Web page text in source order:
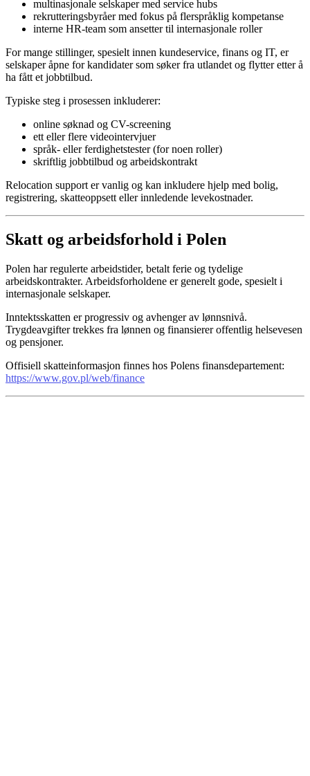
multinasjonale selskaper med service hubs
rekrutteringsbyråer med fokus på flerspråklig kompetanse
interne HR-team som ansetter til internasjonale roller
For mange stillinger, spesielt innen kundeservice, finans og IT, er
selskaper åpne for kandidater som søker fra utlandet og flytter etter å
ha fått et jobbtilbud.
Typiske steg i prosessen inkluderer:
online søknad og CV-screening
ett eller flere videointervjuer
språk- eller ferdighetstester (for noen roller)
skriftlig jobbtilbud og arbeidskontrakt
Relocation support er vanlig og kan inkludere hjelp med bolig,
registrering, skatteoppsett eller innledende levekostnader.
Skatt og arbeidsforhold i Polen
Polen har regulerte arbeidstider, betalt ferie og tydelige
arbeidskontrakter. Arbeidsforholdene er generelt gode, spesielt i
internasjonale selskaper.
Inntektsskatten er progressiv og avhenger av lønnsnivå.
Trygdeavgifter trekkes fra lønnen og finansierer offentlig helsevesen
og pensjoner.
Offisiell skatteinformasjon finnes hos Polens finansdepartement:
https://www.gov.pl/web/finance